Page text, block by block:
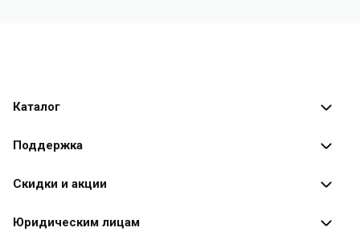
Каталог
Каталог программ
Поддержка
Оплата заказов
Доставка заказа
Скидки и акции
Специальные
Юридическим лицам